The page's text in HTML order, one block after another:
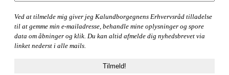
Ved at tilmelde mig giver jeg Kalundborgegnens Erhvervsråd tilladelse
til at gemme min e-mailadresse, behandle mine oplysninger og spore
data om åbninger og klik. Du kan altid afmelde dig nyhedsbrevet via
linket nederst i alle mails.